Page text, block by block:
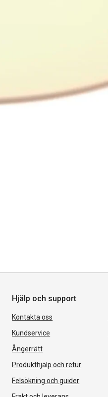
Hjälp och support
Kontakta oss
Kundservice
Ångerrätt
Produkthjälp och retur
Felsökning och guider